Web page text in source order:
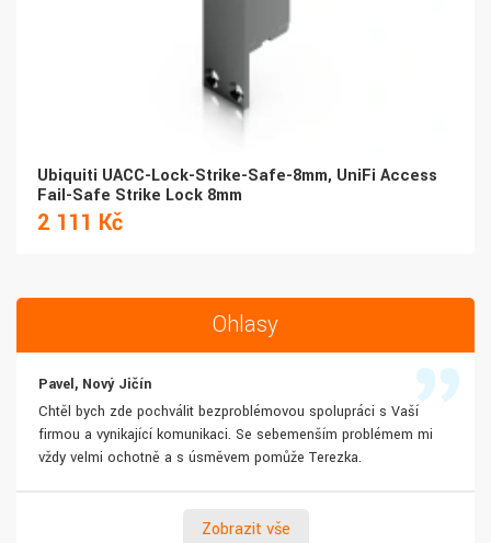
Ubiquiti UACC-Lock-Strike-Safe-8mm, UniFi Access
Fail-Safe Strike Lock 8mm
2 111 Kč
Ohlasy
Pavel, Nový Jičín
Chtěl bych zde pochválit bezproblémovou spolupráci s Vaší
firmou a vynikající komunikaci. Se sebemenším problémem mi
vždy velmi ochotně a s úsměvem pomůže Terezka.
Zobrazit vše